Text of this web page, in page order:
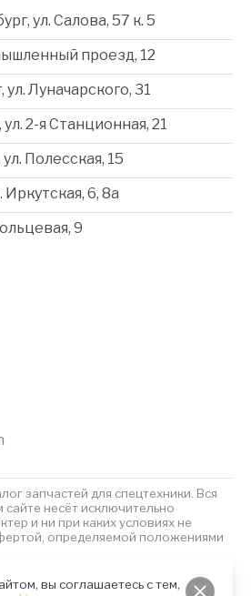
вы соглашаетесь с тем,
ул. Салова, 57 к. 5
проезд, 12
ул. Луначарского, 31
2-я Станционная, 21
Полесская, 15
Иркутская, 6, 8a
9
запчастей для спецтехники. Вся
несёт исключительно
и ни при каких условиях не
определяемой положениями
данныхФайлы Cookies